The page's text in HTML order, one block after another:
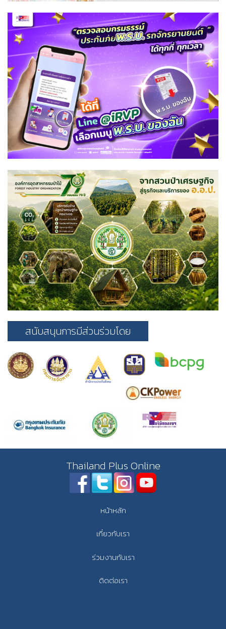
สนับสนุนการมีส่วนร่วมโดย
Thailand Plus Online
หน้าหลัก
เกี่ยวกับเรา
ร่วมงานกับเรา
ติดต่อเรา